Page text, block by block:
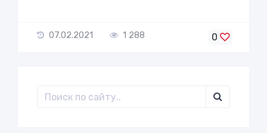
07.02.2021 1 288 0